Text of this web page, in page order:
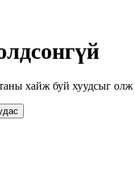
хайж буй хуудсыг олж